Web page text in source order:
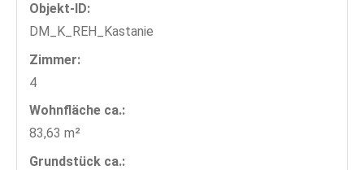
Objekt-ID:
DM_K_REH_Kastanie
Zimmer:
4
Wohnfläche ca.:
83,63 m²
Grund­stück ca.: